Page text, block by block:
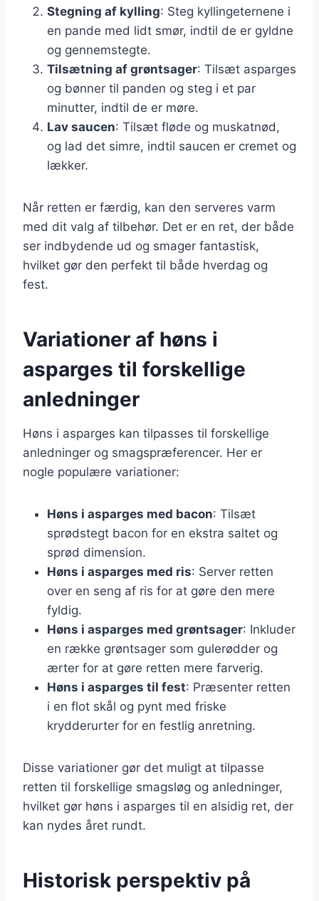
Stegning af kylling: Steg kyllingeternene i
en pande med lidt smør, indtil de er gyldne
og gennemstegte.
Tilsætning af grøntsager: Tilsæt asparges
og bønner til panden og steg i et par
minutter, indtil de er møre.
Lav saucen: Tilsæt fløde og muskatnød,
og lad det simre, indtil saucen er cremet og
lækker.
Når retten er færdig, kan den serveres varm
med dit valg af tilbehør. Det er en ret, der både
ser indbydende ud og smager fantastisk,
hvilket gør den perfekt til både hverdag og
fest.
Variationer af høns i
asparges til forskellige
anledninger
Høns i asparges kan tilpasses til forskellige
anledninger og smagspræferencer. Her er
nogle populære variationer:
Høns i asparges med bacon: Tilsæt
sprødstegt bacon for en ekstra saltet og
sprød dimension.
Høns i asparges med ris: Server retten
over en seng af ris for at gøre den mere
fyldig.
Høns i asparges med grøntsager: Inkluder
en række grøntsager som gulerødder og
ærter for at gøre retten mere farverig.
Høns i asparges til fest: Præsenter retten
i en flot skål og pynt med friske
krydderurter for en festlig anretning.
Disse variationer gør det muligt at tilpasse
retten til forskellige smagsløg og anledninger,
hvilket gør høns i asparges til en alsidig ret, der
kan nydes året rundt.
Historisk perspektiv på